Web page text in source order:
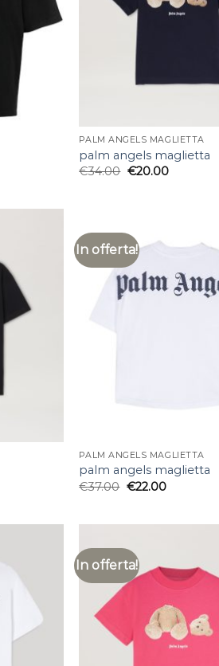
PALM ANGELS MAGLIETTA
palm angels maglietta
€34.00 €20.00
In offerta!
PALM ANGELS MAGLIETTA
palm angels maglietta
€37.00 €22.00
In offerta!